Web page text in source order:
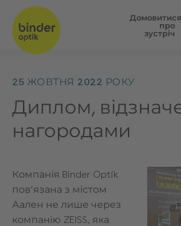
Домовитися
про
зустріч
25 ЖОВТНЯ 2022 РОКУ
Диплом,
нагородами
Компанія Binder Optik
пов’язана з містом
Аален не лише через
компанію ZEISS, яка